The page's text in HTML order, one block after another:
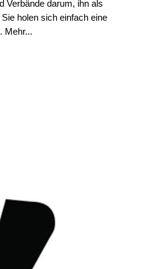
Verbände darum, ihn als
holen sich einfach eine
Mehr...